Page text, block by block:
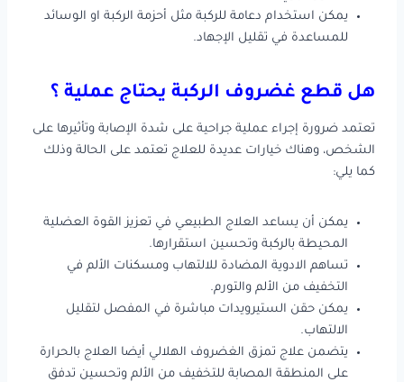
يمكن استخدام دعامة للركبة مثل أحزمة الركبة او الوسائد
للمساعدة في تقليل الإجهاد.
هل قطع غضروف الركبة يحتاج عملية ؟
تعتمد ضرورة إجراء عملية جراحية على شدة الإصابة وتأثيرها على
الشخص، وهناك خيارات عديدة للعلاج تعتمد على الحالة وذلك
كما يلي:
يمكن أن يساعد العلاج الطبيعي في تعزيز القوة العضلية
المحيطة بالركبة وتحسين استقرارها.
تساهم الادوية المضادة للالتهاب ومسكنات الألم في
التخفيف من الألم والتورم.
يمكن حقن الستيرويدات مباشرة في المفصل لتقليل
الالتهاب.
يتضمن علاج تمزق الغضروف الهلالي أيضا العلاج بالحرارة
على المنطقة المصابة للتخفيف من الألم وتحسين تدفق